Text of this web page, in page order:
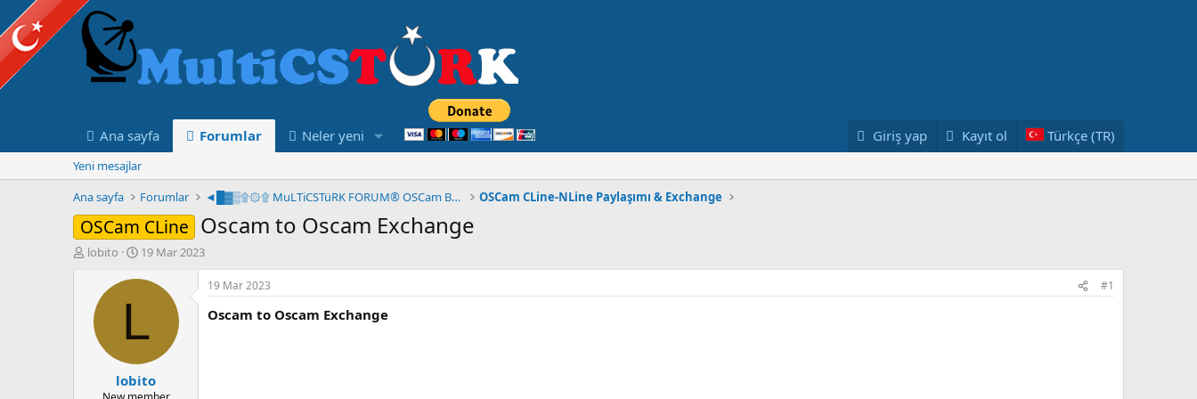
Ana sayfa Forumlar Neler yeni Giriş yap Kayıt ol Türkçe (TR)
Yeni mesajlar
Ana sayfa
Forumlar ◄█▓▒۩۞۩ MuLTiCSTüRK FORUM® OSCam BÖLÜMÜ ۩۞░▒▓█ OSCam CLine-NLine Paylaşımı & Exchange
OSCam CLine Oscam to Oscam Exchange
K
lobito
B
ş
n
ı
ç
t
19 Mar 2023
L
lobito
19 Mar 2023 #1
Oscam to Oscam Exchange